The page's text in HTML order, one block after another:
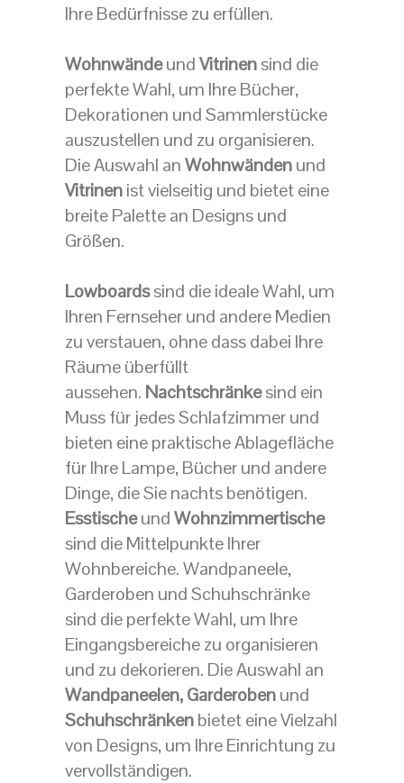
Ihre Bedürfnisse zu erfüllen.
WohnwändeundVitrinensind die
perfekte Wahl, um Ihre Bücher,
Dekorationen und Sammlerstücke
auszustellen und zu organisieren.
Die Auswahl anWohnwändenund
Vitrinenist vielseitig und bietet eine
breite Palette an Designs und
Größen.
Lowboardssind die ideale Wahl, um
Ihren Fernseher und andere Medien
zu verstauen, ohne dass dabei Ihre
Räume überfüllt
aussehen. Nachtschränkesind ein
Muss für jedes Schlafzimmer und
bieten eine praktische Ablagefläche
für Ihre Lampe, Bücher und andere
Dinge, die Sie nachts benötigen.
EsstischeundWohnzimmertische
sind die Mittelpunkte Ihrer
Wohnbereiche. Wandpaneele,
Garderoben und Schuhschränke
sind die perfekte Wahl, um Ihre
Eingangsbereiche zu organisieren
und zu dekorieren. Die Auswahl an
Wandpaneelen,Garderobenund
Schuhschränkenbietet eine Vielzahl
von Designs, um Ihre Einrichtung zu
vervollständigen.